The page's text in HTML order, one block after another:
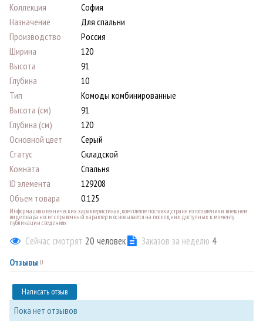
Коллекция
София
Назначение
Для спальни
Производство
Россия
Ширина
120
Высота
91
Глубина
10
Тип
Комоды комбинированные
Высота (см)
91
Глубина (см)
120
Основной цвет
Серый
Статус
Складской
Комната
Спальня
ID элемента
129208
Объем товара
0.125
Информация о технических характеристиках, комплекте поставки, стране изготовления и внешнем
виде товара носит справочный характер и основывается на последних доступных к моменту
публикации сведениях
Сейчас смотрят 20 человек Заказов за неделю 4
Отзывы 0
Написать отзыв
Пока нет отзывов